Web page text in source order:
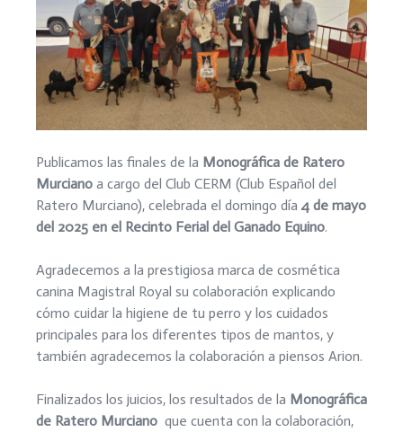
Publicamos las finales de la Monográfica de Ratero
Murciano a cargo del Club CERM (Club Español del
Ratero Murciano), celebrada el domingo día 4 de mayo
del 2025 en el Recinto Ferial del Ganado Equino.
Agradecemos a la prestigiosa marca de cosmética
canina Magistral Royal su colaboración explicando
cómo cuidar la higiene de tu perro y los cuidados
principales para los diferentes tipos de mantos, y
también agradecemos la colaboración a piensos Arion.
Finalizados los juicios, los resultados de la Monográfica
de Ratero Murciano que cuenta con la colaboración,